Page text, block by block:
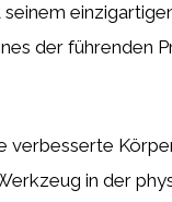
der führenden
verbesserte
in der